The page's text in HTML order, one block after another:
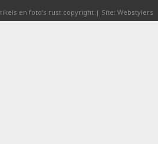
en foto’s rust copyright | Site: Webstylers